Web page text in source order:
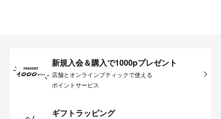
新規入会＆購入で1000pプレゼント
店舗とオンラインブティックで使える
ポイントサービス
ギフトラッピング